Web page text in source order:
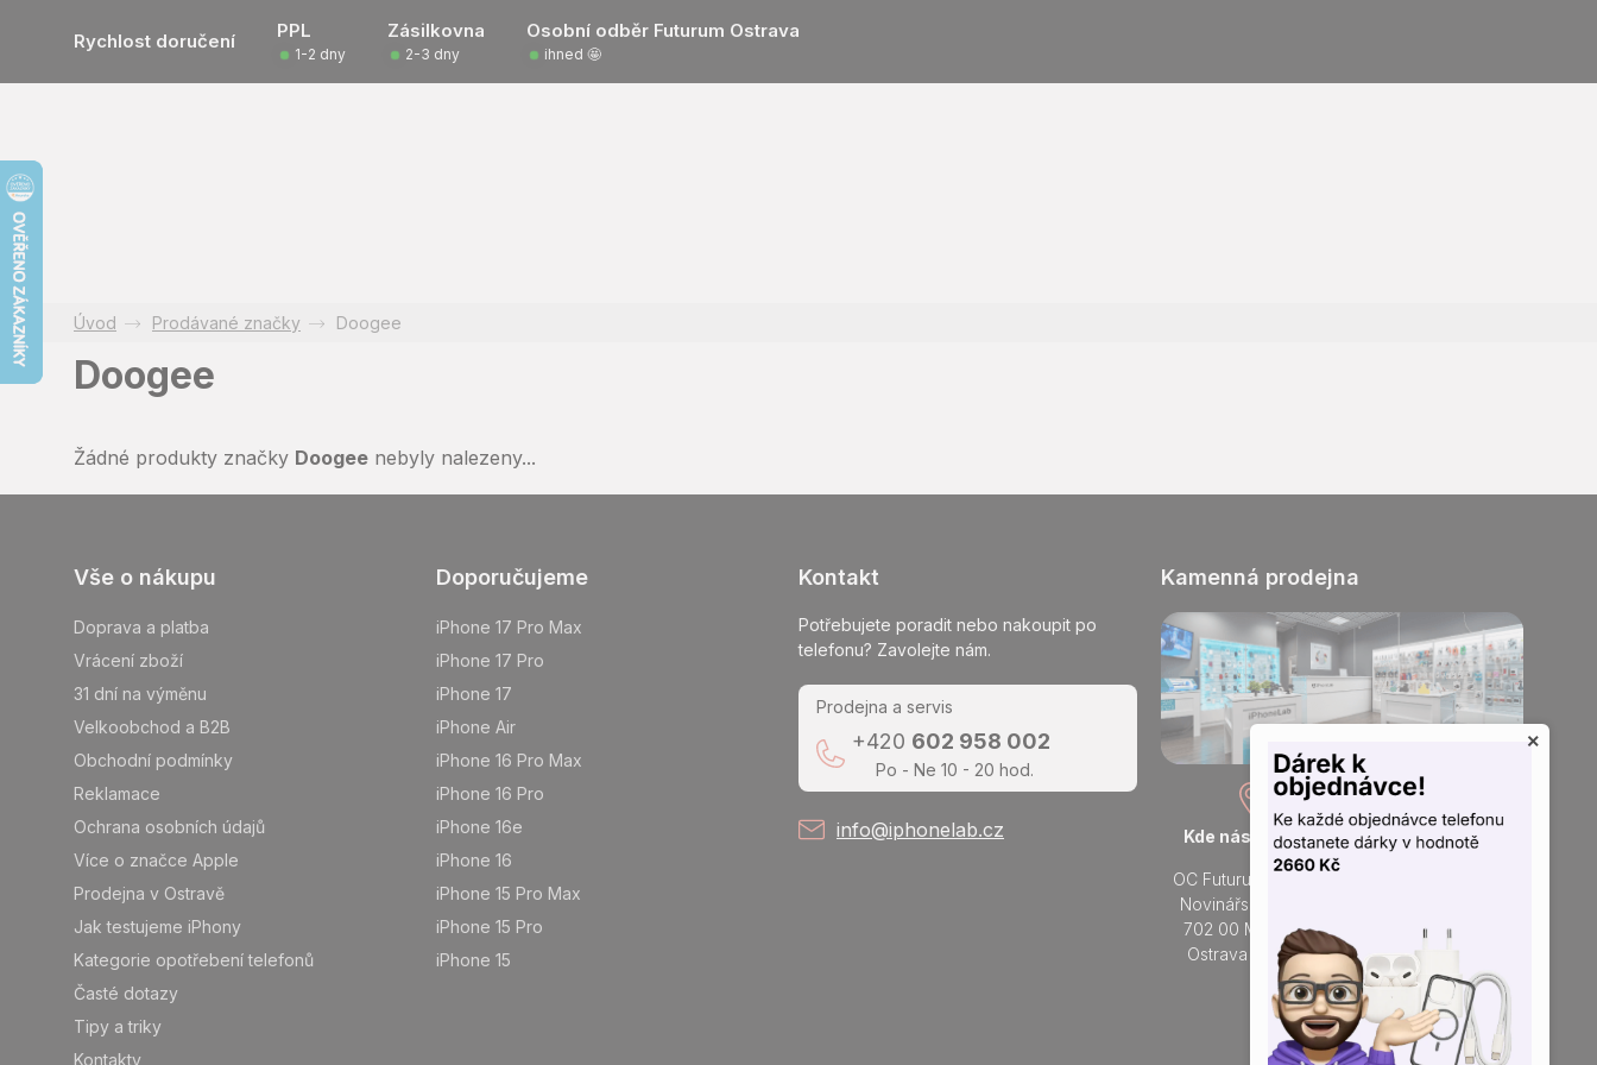
Rychlost doručení PPL Zásilkovna Osobní odběr Futurum Ostrava
1-2 dny 2-3 dny ihned 🤩
Prodávané značky Doogee
Doogee
Žádné produkty značky Doogee nebyly nalezeny...
Vše o nákupu
Doprava a platba
Vrácení zboží
31 dní na výměnu
Velkoobchod a B2B
Obchodní podmínky
Reklamace
Ochrana osobních údajů
Více o značce Apple
Prodejna v Ostravě
Jak testujeme iPhony
Kategorie opotřebení telefonů
Časté dotazy
Tipy a triky
Kontakty
Doporučujeme
iPhone 17 Pro Max
iPhone 17 Pro
iPhone 17
iPhone Air
iPhone 16 Pro Max
iPhone 16 Pro
iPhone 16e
iPhone 16
iPhone 15 Pro Max
iPhone 15 Pro
iPhone 15
Kontakt
Potřebujete poradit nebo nakoupit po
telefonu? Zavolejte nám.
Prodejna a servis
+420 602 958 002
Po - Ne 10 - 20 hod.
info@iphonelab.cz
Kamenná prodejna
Kde nás najdete
OC Futurum Ostrava
Novinářská 3178/6
702 00 Moravská
Ostrava a Přívoz
Otevřeno každý den
Do prodejny
×